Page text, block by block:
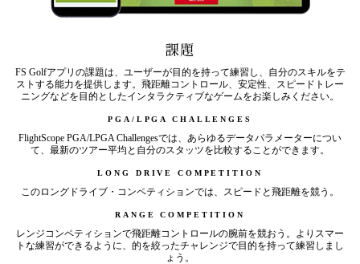
課題
FS Golfアプリの課題は、ユーザーが目的を持って練習し、自分のスキルをテ
ストする能力を提供します。飛距離コントロール、安定性、スピードトレー
ニングなどを目的としたインタラクティブなゲームをお楽しみください。
PGA/LPGA CHALLENGES
FlightScope PGA/LPGA Challengesでは、あらゆるデータパラメーターについ
て、最新のツアー平均と自分のスタッツを比較することができます。
LONG DRIVE COMPETITION
このロングドライブ・コンペティションでは、スピードと飛距離を競う。
RANGE COMPETITION
レンジコンペティションで飛距離コントロールの腕前を競おう。よりスマー
トな練習ができるように、的を絞ったチャレンジで目的を持って練習しまし
ょう。